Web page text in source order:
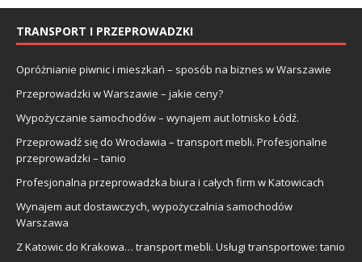
TRANSPORT I PRZEPROWADZKI
Opróżnianie piwnic i mieszkań – sposób na biznes w Warszawie
Przeprowadzki w Warszawie – jakie ceny?
Wypożyczanie samochodów – wynajem aut lotnisko Łódź.
Przeprowadź się do Wrocławia – transport mebli. Profesjonalne
przeprowadzki – tanio
Profesjonalna przeprowadzka biura i całych firm w Katowicach
Wynajem aut dostawczych, wypożyczalnia samochodów
Warszawa
Z Katowic do Krakowa… transport mebli. Usługi transportowe: tanio